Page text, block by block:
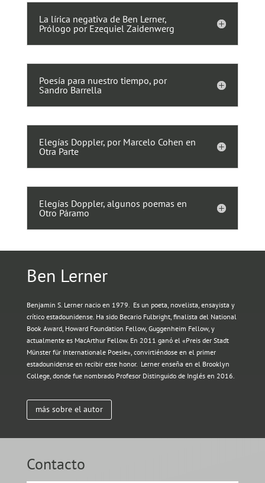
La lírica negativa de Ben Lerner,
Prólogo por Ezequiel Zaidenwerg
Poesía para nuestro tiempo, por
Sandro Barrella
Elegías Doppler, por Marcelo Cohen en
Otra Parte
Elegías Doppler, algunos poemas en
Otro Páramo
Ben Lerner
Benjamin S. Lerner nacio en 1979. Es un poeta, novelista, ensayista y
crítico estadounidense. Ha sido Becario Fulbright, finalista del National
Book Award, Howard Foundation Fellow, Guggenheim Fellow, y
actualmente es MacArthur Fellow. En 2011 ganó el «Preis der Stadt
Münster für Internationale Poesie», convirtiéndose en el primer
estadounidense en recibir este honor. Lerner enseña en el Brooklyn
College, donde fue nombrado Profesor Distinguido de Inglés en 2016.
más sobre el autor
Contacto